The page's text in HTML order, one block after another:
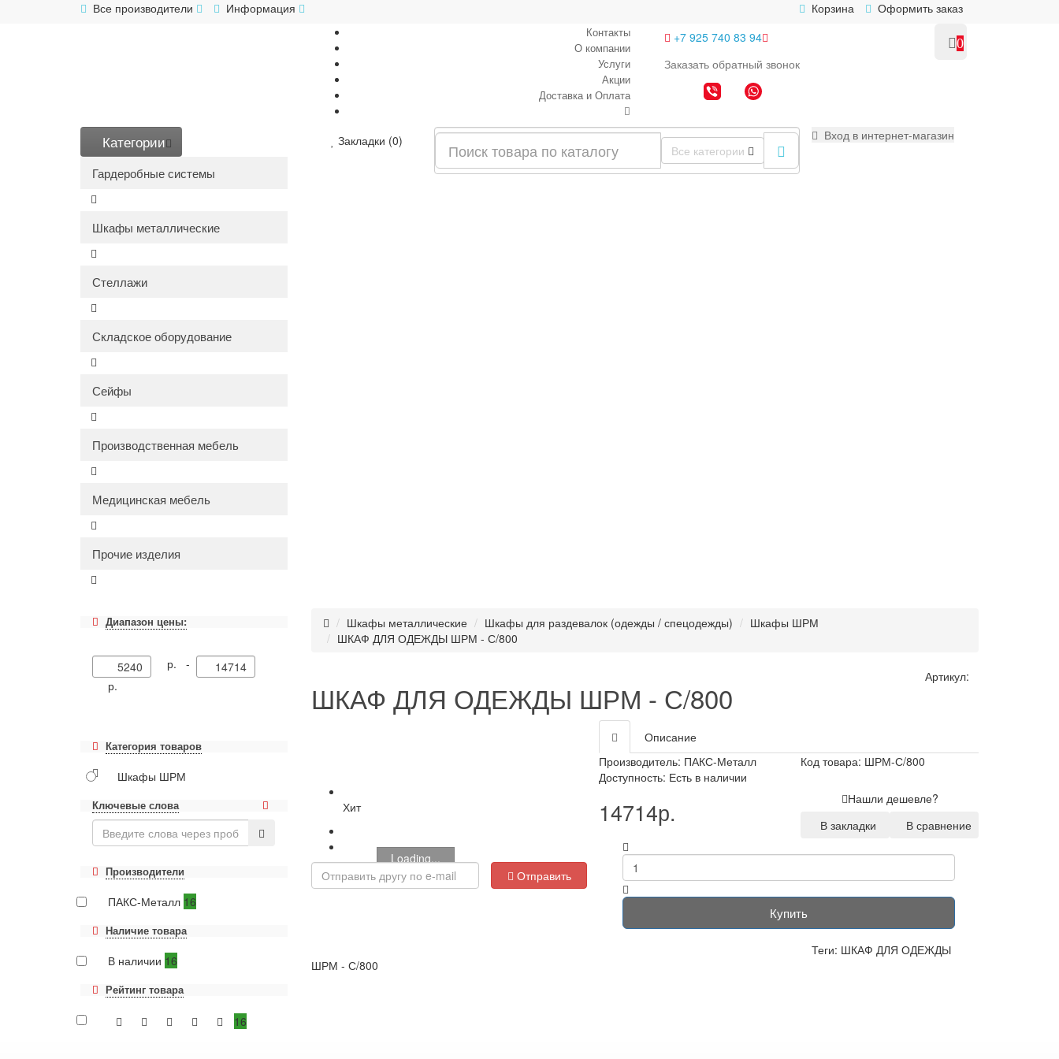
Корзина Оформить заказ
Все производители Информация
Контакты
О компании
Услуги
Акции
Доставка и Оплата
+7 925 740 83 94
Заказать обратный звонок
0
Категории
Гардеробные системы
Шкафы металлические
Стеллажи
Складское оборудование
Сейфы
Производственная мебель
Медицинская мебель
Прочие изделия
Закладки (0)
Все категории
Вход в интернет-магазин
Диапазон цены:
р. -
р.
Категория товаров
Шкафы ШРМ
Ключевые слова
Производители
ПАКС-Металл 16
Наличие товара
В наличии 16
Рейтинг товара
16
Шкафы металлические Шкафы для раздевалок (одежды / спецодежды)
Шкафы ШРМ
ШКАФ ДЛЯ ОДЕЖДЫ ШРМ - С/800
ШКАФ ДЛЯ ОДЕЖДЫ ШРМ - С/800
Артикул:
Loading...
Хит
Отправить
Описание
Производитель: ПАКС-Металл
Код товара: ШРМ-С/800
Доступность: Есть в наличии
14714р.
Нашли дешевле?
В закладки
В сравнение
Купить
Теги: ШКАФ ДЛЯ ОДЕЖДЫ
ШРМ - С/800